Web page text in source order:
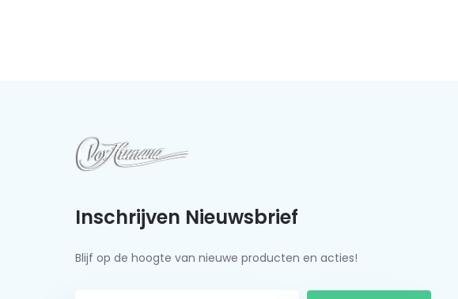
Inschrijven Nieuwsbrief
Blijf op de hoogte van nieuwe producten en acties!